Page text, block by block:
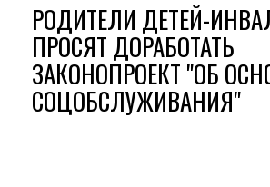
РОДИТЕЛИ ДЕТЕЙ-
ПРОСЯТ ДОРАБОТАТЬ
ЗАКОНОПРОЕКТ "ОБ
СОЦОБСЛУЖИВАНИЯ"